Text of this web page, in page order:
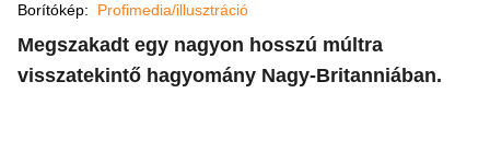
Borítókép: Profimedia/illusztráció
Megszakadt egy nagyon hosszú múltra
visszatekintő hagyomány Nagy-Britanniában.